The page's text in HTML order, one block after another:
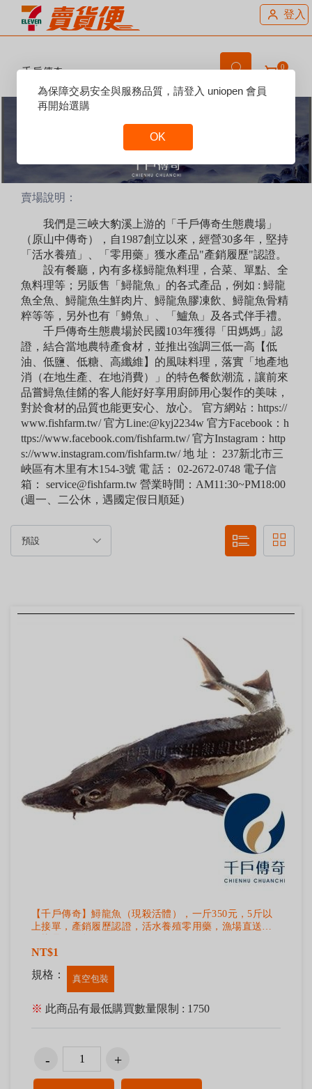
登入
千戶傳奇 0
賣場說明：
我們是三峽大豹溪上游的「千戶傳奇生態農場」
（原山中傳奇），自1987創立以來，經營30多年，堅持
「活水養殖」、「零用藥」獲水產品"產銷履歷"認證。
設有餐廳，內有多樣鱘龍魚料理，合菜、單點、全
魚料理等；另販售「鱘龍魚」的各式產品，例如 : 鱘龍
魚全魚、鱘龍魚生鮮肉片、鱘龍魚膠凍飲、鱘龍魚骨精
粹等等，另外也有「鱒魚」、「鱸魚」及各式伴手禮。
千戶傳奇生態農場於民國103年獲得「田媽媽」認
證，結合當地農特產食材，並推出強調三低一高【低
油、低鹽、低糖、高纖維】的風味料理，落實「地產地
消（在地生產、在地消費）」的特色餐飲潮流，讓前來
品嘗鱘魚佳餚的客人能好好享用廚師用心製作的美味，
對於食材的品質也能更安心、放心。 官方網站：https://
www.fishfarm.tw/ 官方Line:@kyj2234w 官方Facebook：h
ttps://www.facebook.com/fishfarm.tw/ 官方Instagram：http
s://www.instagram.com/fishfarm.tw/ 地 址： 237新北市三
峽區有木里有木154-3號 電 話： 02-2672-0748 電子信
箱： service@fishfarm.tw 營業時間：AM11:30~PM18:00
(週一、二公休，遇國定假日順延)
【千戶傳奇】鱘龍魚（現殺活體），一斤350元，5斤以
上接單，產銷履歷認證，活水養殖零用藥，漁場直送，
NT$1
規格：
真空包裝
※ 此商品有最低購買數量限制 : 1750
Reset
Focus
為保障交易安全與服務品質，請登入 uniopen 會員
再開始選購
OK